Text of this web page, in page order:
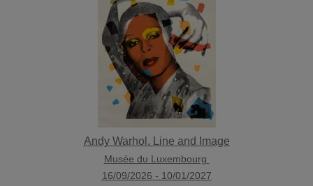
Andy Warhol. Line and Image
Musée du Luxembourg
16/09/2026 - 10/01/2027